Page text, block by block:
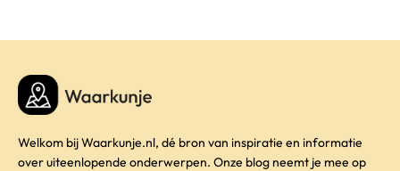
Welkom bij Waarkunje.nl, dé bron van inspiratie en informatie
over uiteenlopende onderwerpen. Onze blog neemt je mee op